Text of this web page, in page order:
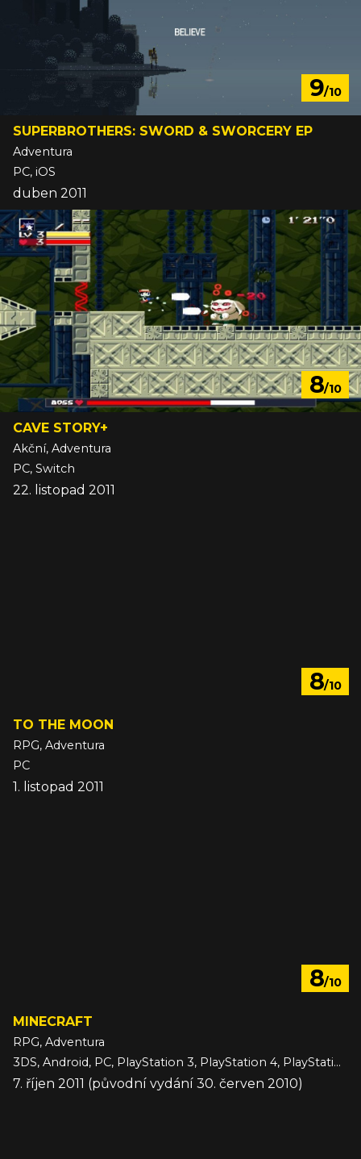
9/10
SUPERBROTHERS: SWORD & SWORCERY EP
Adventura
PC, iOS
duben 2011
8/10
CAVE STORY+
Akční, Adventura
PC, Switch
22. listopad 2011
8/10
TO THE MOON
RPG, Adventura
PC
1. listopad 2011
8/10
MINECRAFT
RPG, Adventura
3DS, Android, PC, PlayStation 3, PlayStation 4, PlayStation 5, Switch, Switch 2, VITA, Wii U, Xbox 360, Xbox One, Xbox Series, iOS
7. říjen 2011 (původní vydání 30. červen 2010)